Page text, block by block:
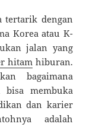
tertarik dengan
Korea atau K-
jalan yang
hitam hiburan.
bagaimana
bisa membuka
dan karier
adalah